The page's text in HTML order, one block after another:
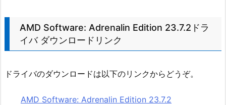
AMD Software: Adrenalin Edition 23.7.2ドラ
イバ ダウンロードリンク
ドライバのダウンロードは以下のリンクからどうぞ。
AMD Software: Adrenalin Edition 23.7.2